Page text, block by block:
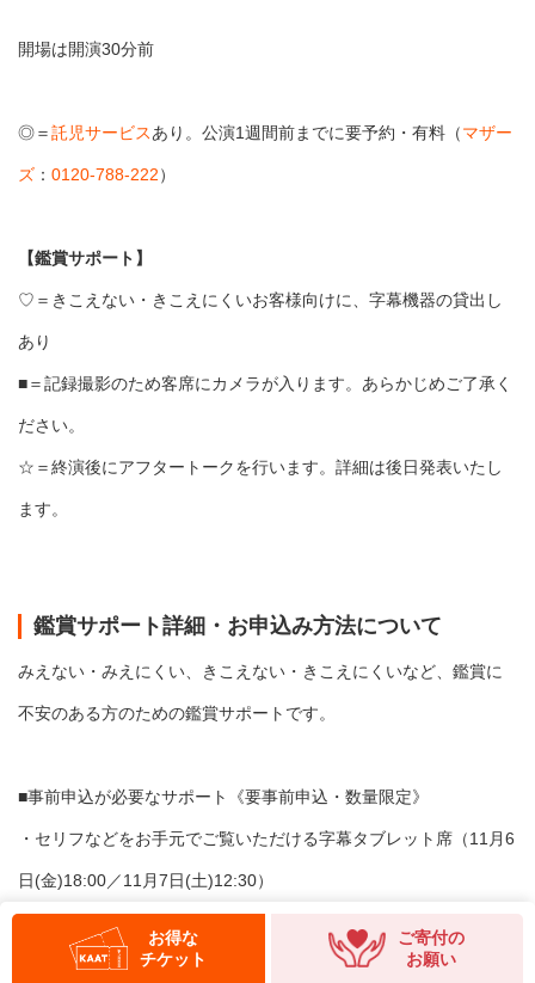
開場は開演30分前
◎＝託児サービスあり。公演1週間前までに要予約・有料（マザー
ズ ： 0120-788-222）
【鑑賞サポート】
♡＝きこえない・きこえにくいお客様向けに、字幕機器の貸出し
あり
■＝記録撮影のため客席にカメラが入ります。あらかじめご了承く
ださい。
☆＝終演後にアフタートークを行います。詳細は後日発表いたし
ます。
鑑賞サポート詳細・お申込み方法について
みえない・みえにくい、きこえない・きこえにくいなど、鑑賞に
不安のある方のための鑑賞サポートです。
■事前申込が必要なサポート《要事前申込・数量限定》
・セリフなどをお手元でご覧いただける字幕タブレット席（11月6
日(金)18:00／11月7日(土)12:30）
➡申込はこちら：
※チケットも本フォームからのお申込みになります。
お得な
チケット
ご寄付の
お願い